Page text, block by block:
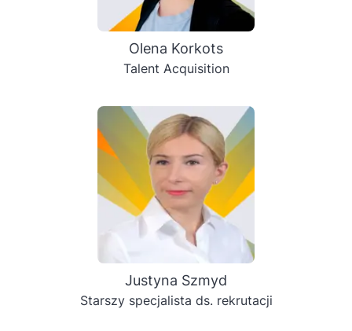
Olenа Korkots
Talent Acquisition
Justyna Szmyd
Starszy specjalista ds. rekrutacji